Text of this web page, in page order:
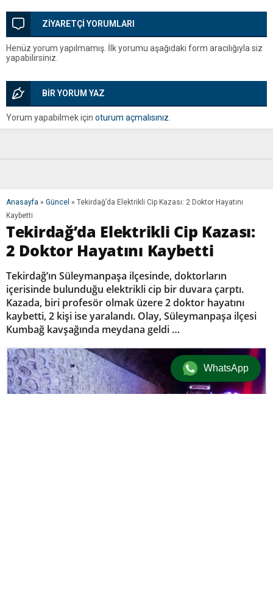
ZİYARETÇİ YORUMLARI
Henüz yorum yapılmamış. İlk yorumu aşağıdaki form aracılığıyla siz
yapabilirsiniz.
BİR YORUM YAZ
Yorum yapabilmek için oturum açmalısınız
Anasayfa » Güncel » Tekirdağ’da Elektrikli Cip Kazası: 2 Doktor Hayatını
Kaybetti
Tekirdağ’da Elektrikli Cip Kazası:
2 Doktor Hayatını Kaybetti
Tekirdağ’ın Süleymanpaşa ilçesinde, doktorların
içerisinde bulunduğu elektrikli cip bir duvara çarptı.
Kazada, biri profesör olmak üzere 2 doktor hayatını
kaybetti, 2 kişi ise yaralandı. Olay, Süleymanpaşa ilçesi
Kumbağ kavşağında meydana geldi …
WhatsApp